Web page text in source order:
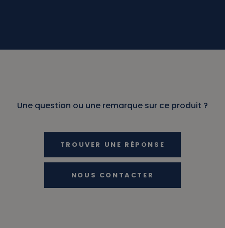
Une question ou une remarque sur ce produit ?
TROUVER UNE RÉPONSE
NOUS CONTACTER